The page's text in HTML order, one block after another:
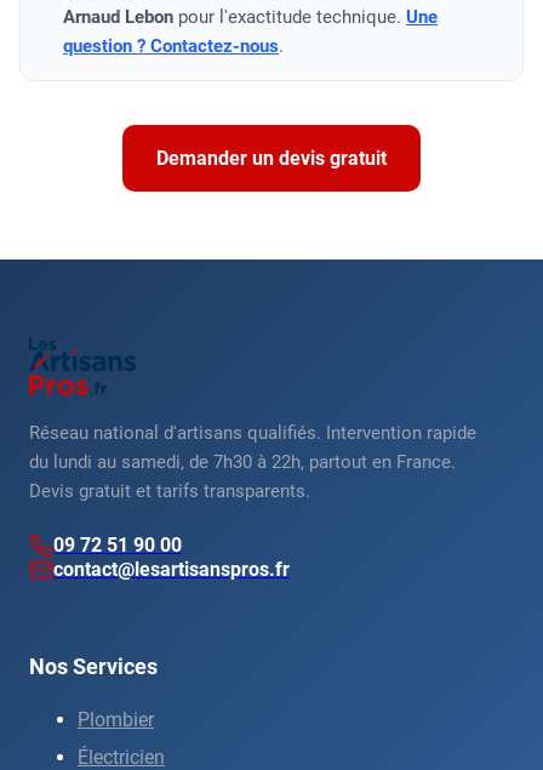
Arnaud Lebon pour l'exactitude technique. Une
question ? Contactez-nous.
Demander un devis gratuit
Réseau national d'artisans qualifiés. Intervention rapide
du lundi au samedi, de 7h30 à 22h, partout en France.
Devis gratuit et tarifs transparents.
09 72 51 90 00
contact@lesartisanspros.fr
Nos Services
Plombier
Électricien